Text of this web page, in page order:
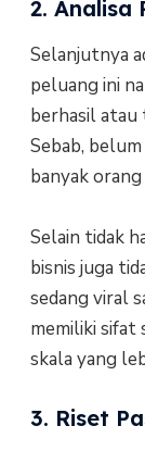
2. Analisa
Selanjutnya
peluang ini
berhasil atau
Sebab,
banyak
Selain tidak
bisnis juga
sedang viral
memiliki sifat
skala yang
3. Riset